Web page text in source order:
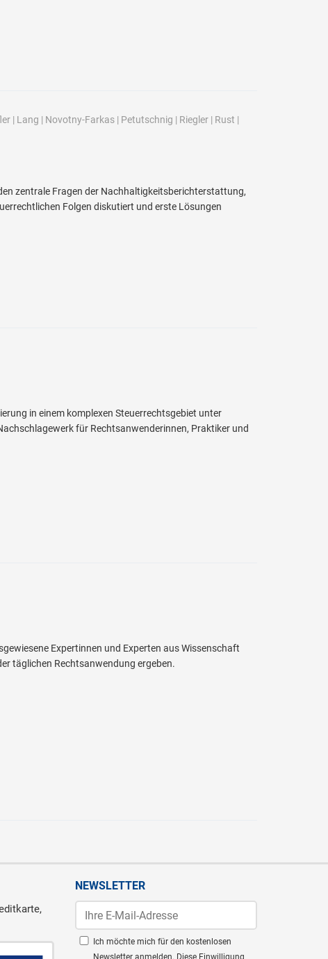
| Lang | Novotny-Farkas| Petutschnig | Riegler| Rust |
zentrale Fragen der Nachhaltigkeitsberichterstattung,
Folgen diskutiert und erste Lösungen
in einem komplexen Steuerrechtsgebiet unter
für Rechtsanwenderinnen, Praktiker und
Expertinnen und Experten aus Wissenschaft
täglichen Rechtsanwendung ergeben.
NEWSLETTER
Ich möchte mich für den kostenlosen